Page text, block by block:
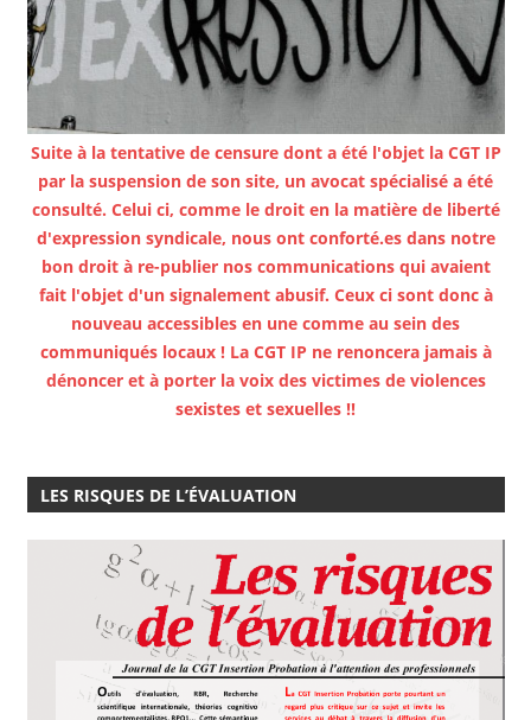
Suite à la tentative de censure dont a été l'objet la CGT IP
par la suspension de son site, un avocat spécialisé a été
consulté. Celui ci, comme le droit en la matière de liberté
d'expression syndicale, nous ont conforté.es dans notre
bon droit à re-publier nos communications qui avaient
fait l'objet d'un signalement abusif. Ceux ci sont donc à
nouveau accessibles en une comme au sein des
communiqués locaux ! La CGT IP ne renoncera jamais à
dénoncer et à porter la voix des victimes de violences
sexistes et sexuelles !!
LES RISQUES DE L’ÉVALUATION